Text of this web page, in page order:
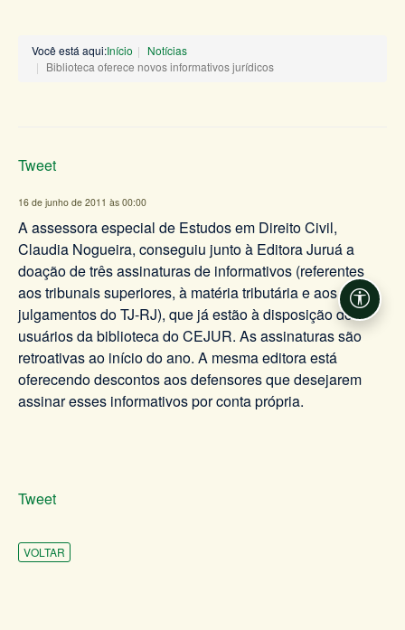
Você está aqui:Início
Notícias
Biblioteca oferece novos informativos jurídicos
Tweet
16 de junho de 2011 às 00:00
A assessora especial de Estudos em Direito Civil,
Claudia Nogueira, conseguiu junto à Editora Juruá a
doação de três assinaturas de informativos (referentes
aos tribunais superiores, à matéria tributária e aos
julgamentos do TJ-RJ), que já estão à disposição dos
usuários da biblioteca do CEJUR. As assinaturas são
retroativas ao início do ano. A mesma editora está
oferecendo descontos aos defensores que desejarem
assinar esses informativos por conta própria.
Tweet
VOLTAR